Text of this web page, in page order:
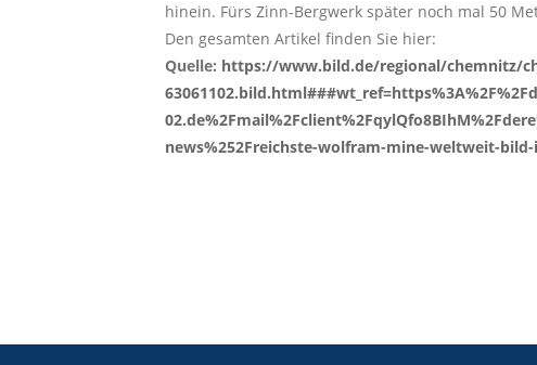
hinein. Fürs Zinn-Bergwerk später noch mal 50
Den gesamten Artikel finden Sie hier:
Quelle: https://www.bild.de/regional/chemnitz/
news%252Freichste-wolfram-mine-weltweit-